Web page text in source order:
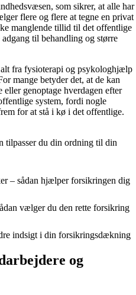
som sikrer, at alle har
flere og flere at tegne en privat
manglende tillid til det offentlige
til behandling og større
fra fysioterapi og psykologhjælp
mange betyder det, at de kan
genoptage hverdagen efter
system, fordi nogle
for at stå i kø i det offentlige.
tilpasser du din ordning til din
– sådan hjælper forsikringen dig
vælger du den rette forsikring
indsigt i din forsikringsdækning
og